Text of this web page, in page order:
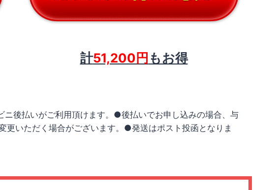
計51,200円 もお得
後払いがご利用頂けます。●後払いでお申し込みの場合、与
更いただく場合がございます。●発送はポスト投函となりま